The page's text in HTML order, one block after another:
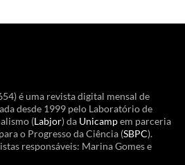
é uma revista digital mensal de
desde 1999 pelo Laboratório de
(Labjor) da Unicampem parceria
o Progresso da Ciência (SBPC).
responsáveis: Marina Gomes e